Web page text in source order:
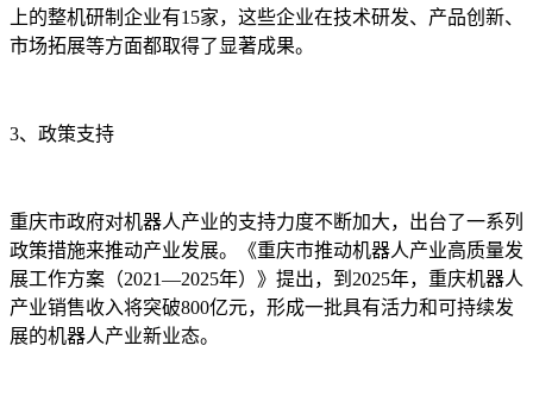
上的整机研制企业有15家，这些企业在技术研发、产品创新、
市场拓展等方面都取得了显著成果。
3、政策支持
重庆市政府对机器人产业的支持力度不断加大，出台了一系列
政策措施来推动产业发展。《重庆市推动机器人产业高质量发
展工作方案（2021—2025年）》提出，到2025年，重庆机器人
产业销售收入将突破800亿元，形成一批具有活力和可持续发
展的机器人产业新业态。